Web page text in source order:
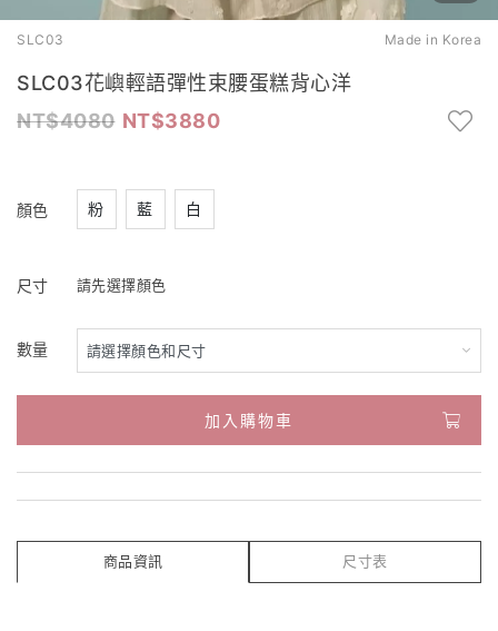
SLC03 Made in Korea
SLC03花嶼輕語彈性束腰蛋糕背心洋
4080
3880
顏色 粉 藍 白
尺寸 請先選擇顏色
數量
加入購物車
商品資訊 尺寸表